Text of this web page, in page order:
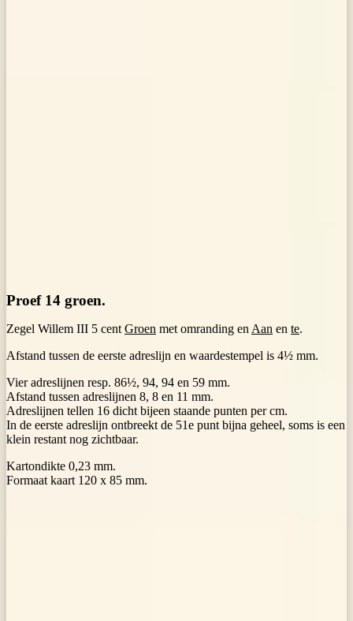
Proef 14 groen.
Zegel Willem III 5 cent Groen met omranding en Aan en te.
Afstand tussen de eerste adreslijn en waardestempel is 4½ mm.
Vier adreslijnen resp. 86½, 94, 94 en 59 mm.
Afstand tussen adreslijnen 8, 8 en 11 mm.
Adreslijnen tellen 16 dicht bijeen staande punten per cm.
In de eerste adreslijn ontbreekt de 51e punt bijna geheel, soms is een
klein restant nog zichtbaar.
Kartondikte 0,23 mm.
Formaat kaart 120 x 85 mm.